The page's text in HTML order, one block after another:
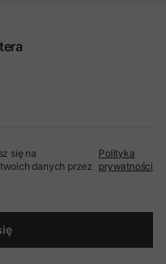
się na
danych przez
Polityka
prywatności